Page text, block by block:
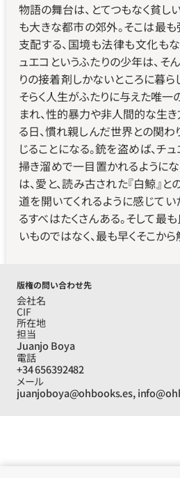
物語の舞台は、とてつもなく貧し
も大きな都市の郊外。そこは最
支配する、国境も法律も文化も
ュエコというふたりの少年は、そ
りの接着剤しかないところに暮ら
そらく人生がふたりに与えた唯一
まれ、性的暴力や非人間的な生
る日、慣れ親しんだ世界との関
じることになる。銃を盗めば、チ
掃き溜めで一目置かれるようにな
は、愛と、読み古された『白鯨』
道を開いてくれるように感じて
るすべはたくさんある。そして最
いものではなく、最も早くそこか
版権の問い合わせ先
会社名
CIF
所在地
担当
Juanjo Boya
電話
+34 656392482
メール
juanjoboya@ohbooks.es,